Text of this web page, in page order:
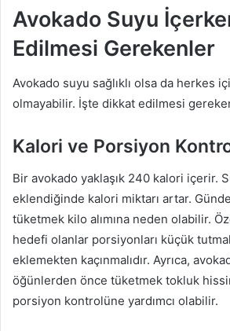
Avokado Suyu
Edilmesi Gerekenler
Avokado suyu sağlıklı olsa da herkes
olmayabilir. İşte dikkat edilmesi
Kalori ve Porsiyon
Bir avokado yaklaşık 240 kalori içerir.
eklendiğinde kalori miktarı artar.
tüketmek kilo alımına neden olabilir.
hedefi olanlar porsiyonları küçük
eklemekten kaçınmalıdır. Ayrıca,
öğünlerden önce tüketmek tokluk
porsiyon kontrolüne yardımcı olabilir.